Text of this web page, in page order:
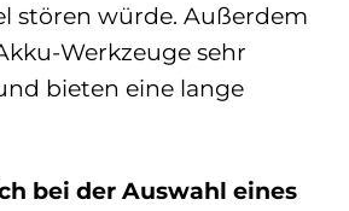
stören würde. Außerdem
Werkzeuge sehr
bieten eine lange
bei der Auswahl eines